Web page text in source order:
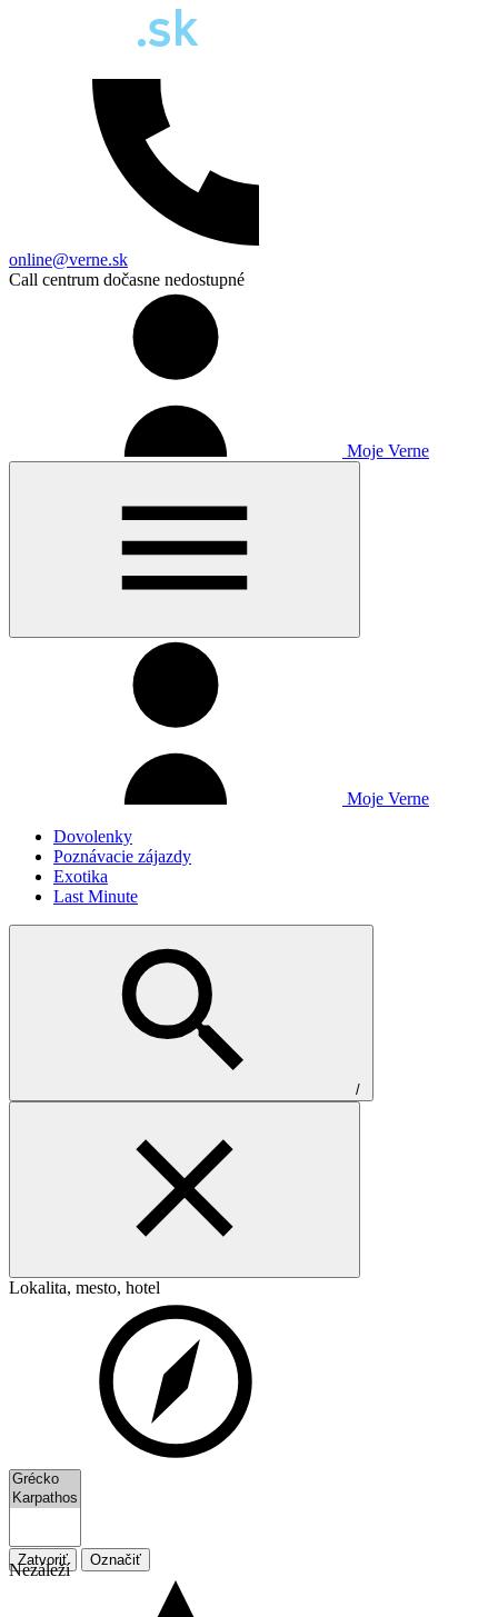
online@verne.sk
Call centrum dočasne nedostupné
Moje Verne
Moje Verne
Dovolenky
Poznávacie zájazdy
Exotika
Last Minute
/
Lokalita, mesto, hotel
Zatvoriť Označiť
Nezáleží